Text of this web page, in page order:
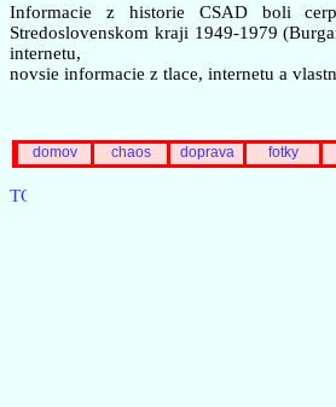
Informacie z historie CSAD boli
Stredoslovenskom kraji 1949-1979
internetu,
novsie informacie z tlace, internetu a
domov chaos doprava fotky